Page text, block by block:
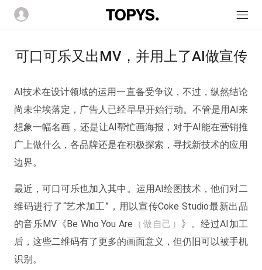
可口可乐又出MV，并用上了AI做宣传
AI技术在设计领域的运用一直备受争议，不过，纵然结论
尚未尘埃落定，广告人已经早早开始行动。不管是用AI来
想象一幅名画，还是让AI帮忙画海报，对于AI能在营销推
广上做什么，各品牌还是在积极探索，寻找新技术的应用
边界。
最近，可口可乐也加入其中。运用AI绘图技术，他们对二
维码进行了“艺术加工”，用以宣传Coke Studio最新出品
的音乐MV《Be Who You Are （做自己） 》。经过AI加工
后，这些二维码有了更多的画面意义，但仍旧可以被手机
识别。